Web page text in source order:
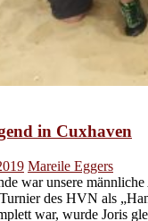
in Cuxhaven
Mareile Eggers
war unsere
des HVN als
war, wurde Joris